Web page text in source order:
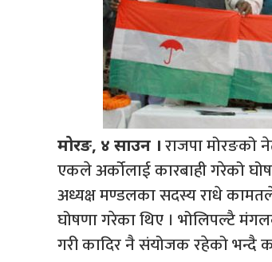
मोरङ, ४ साउन । राजपा मोरङको
एकले अर्कोलाई कारबाही गरेको
अध्यक्ष मण्डलका सदस्य राधे
घोषणा गरेका थिए । भोलिपल्टै
गरी कादिर नै संयोजक रहेको भन्दै